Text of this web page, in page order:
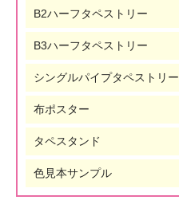
B2ハーフタペストリー
B3ハーフタペストリー
シングルパイプタペストリー
布ポスター
タペスタンド
色見本サンプル